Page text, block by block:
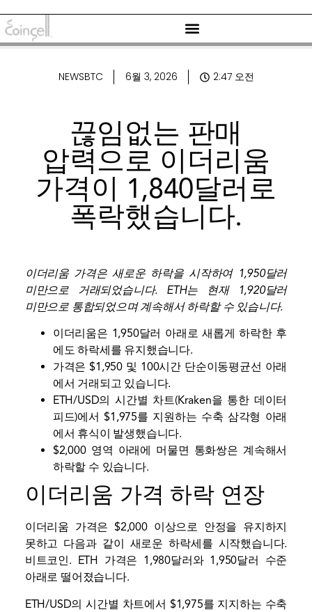
NEWSBTC 6월 3, 2026 2:47 오전
끊임없는 판매
압력으로 이더리움
가격이 1,840달러로
폭락했습니다.
이더리움 가격은 새로운 하락을 시작하여 1,950달러
미만으로 거래되었습니다. ETH는 현재 1,920달러
미만으로 통합되었으며 계속해서 하락할 수 있습니다.
이더리움은 1,950달러 아래로 새롭게 하락한 후
에도 하락세를 유지했습니다.
가격은 $1,950 및 100시간 단순이동평균선 아래
에서 거래되고 있습니다.
ETH/USD의 시간별 차트(Kraken을 통한 데이터
피드)에서 $1,975를 지원하는 수축 삼각형 아래
에서 휴식이 발생했습니다.
$2,000 영역 아래에 머물면 통화쌍은 계속해서
하락할 수 있습니다.
이더리움 가격 하락 연장
이더리움 가격은 $2,000 이상으로 안정을 유지하지
못하고 다음과 같이 새로운 하락세를 시작했습니다.
비트코인. ETH 가격은 1,980달러와 1,950달러 수준
아래로 떨어졌습니다.
ETH/USD의 시간별 차트에서 $1,975를 지지하는 수축